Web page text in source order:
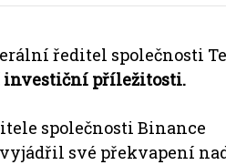
ředitel společnosti
investiční příležitosti.
společnosti Binance
své překvapení